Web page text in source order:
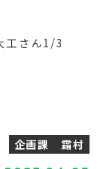
工さん1/3
企画課 霜村